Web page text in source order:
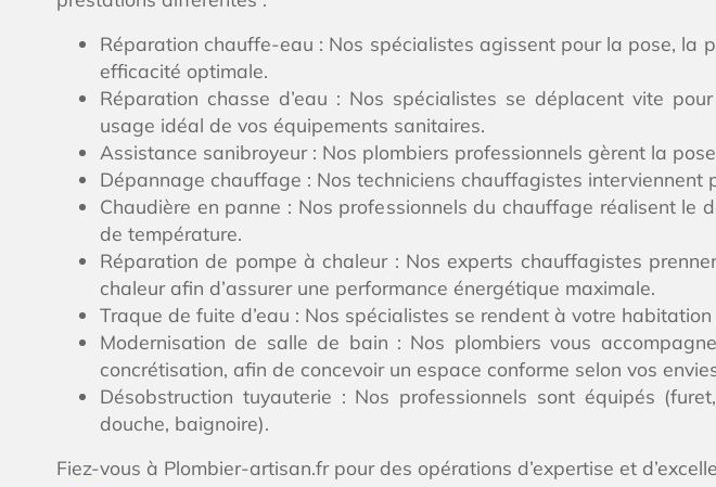
Réparation chauffe-eau : Nos spécialistes agissent pour la pose,
efficacité optimale.
Réparation chasse d’eau : Nos spécialistes se déplacent vite
usage idéal de vos équipements sanitaires.
Assistance sanibroyeur : Nos plombiers professionnels gèrent la
Dépannage chauffage : Nos techniciens chauffagistes
Chaudière en panne : Nos professionnels du chauffage réalisent
de température.
Réparation de pompe à chaleur : Nos experts chauffagistes
chaleur afin d’assurer une performance énergétique maximale.
Traque de fuite d’eau : Nos spécialistes se rendent à votre
Modernisation de salle de bain : Nos plombiers vous
concrétisation, afin de concevoir un espace conforme selon vos
Désobstruction tuyauterie : Nos professionnels sont équipés
douche, baignoire).
Fiez-vous à Plombier-artisan.fr pour des opérations d’expertise et